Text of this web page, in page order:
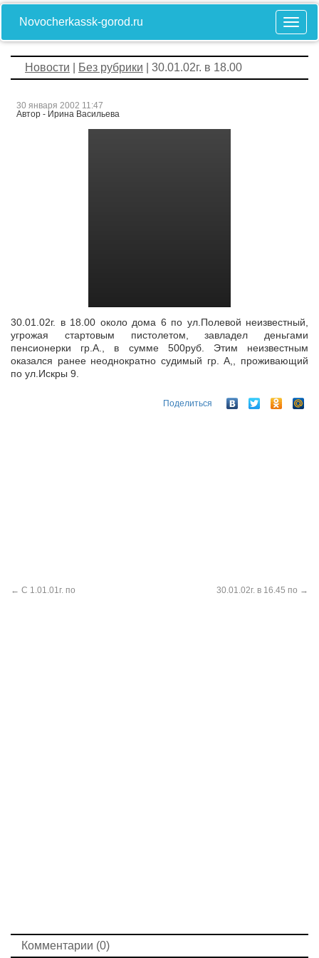
Novocherkassk-gorod.ru
Новости Без рубрики | 30.01.02г. в 18.00
30 января 2002 11:47
Автор - Ирина Васильева
30.01.02г. в 18.00 около дома 6 по ул.Полевой неизвестный,
угрожая стартовым пистолетом, завладел деньгами
пенсионерки гр.А., в сумме 500руб. Этим неизвестным
оказался ранее неоднократно судимый гр.
А,, проживающий
по ул.Искры 9.
Поделиться
← С 1.01.01г. по 30.01.02г. в 16.45 по →
Комментарии (0)